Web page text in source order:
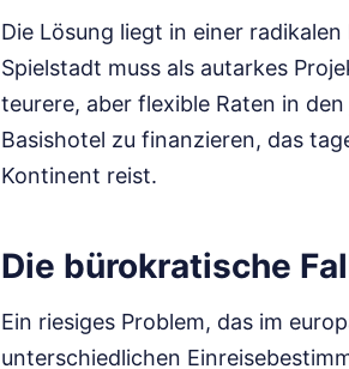
Die Lösung liegt in einer
Spielstadt muss als autarkes
teurere, aber flexible Raten in
Basishotel zu finanzieren, das
Kontinent reist.
Die bürokratische
Ein riesiges Problem, das im
unterschiedlichen